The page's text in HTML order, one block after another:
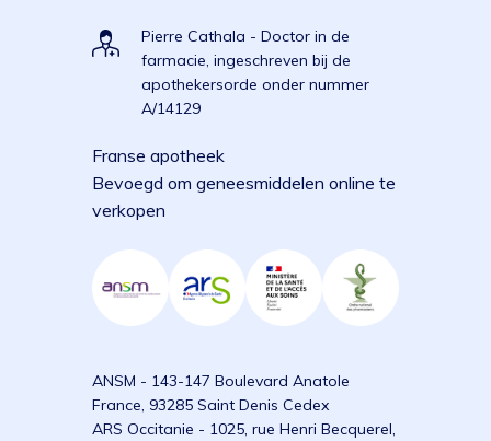
Pierre Cathala - Doctor in de
farmacie, ingeschreven bij de
apothekersorde onder nummer
A/14129
Franse apotheek
Bevoegd om geneesmiddelen online te
verkopen
ANSM - 143-147 Boulevard Anatole
France, 93285 Saint Denis Cedex
ARS Occitanie - 1025, rue Henri Becquerel,